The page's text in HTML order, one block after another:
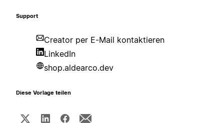
Support
Creator per E-Mail kontaktieren
LinkedIn
shop.aldearco.dev
Diese Vorlage teilen